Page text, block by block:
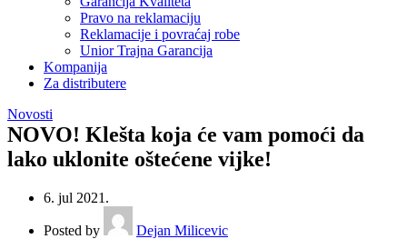
Pravo na reklamaciju
Reklamacije i povraćaj robe
Unior Trajna Garancija
Kompanija
Za distributere
Novosti
NOVO! Klešta koja će vam pomoći da
lako uklonite oštećene vijke!
6. jul 2021.
Posted by Dejan Milicevic